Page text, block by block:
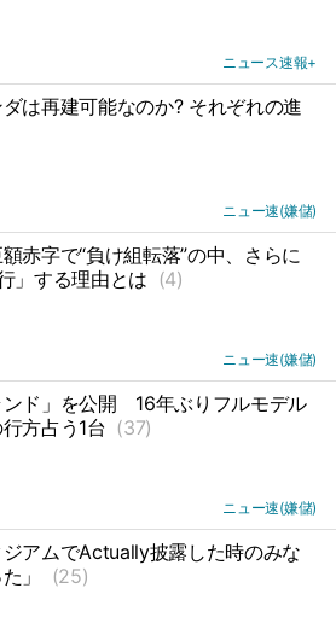
ニュース速報+
は再建可能なのか? それぞれの進
ニュー速(嫌儲)
赤字で“負け組転落”の中、さらに
」する理由とは (4)
ニュー速(嫌儲)
ド」を公開
16年ぶりフルモデル
方占う1台 (37)
ニュー速(嫌儲)
アムでActually披露した時のみな
」
(25)